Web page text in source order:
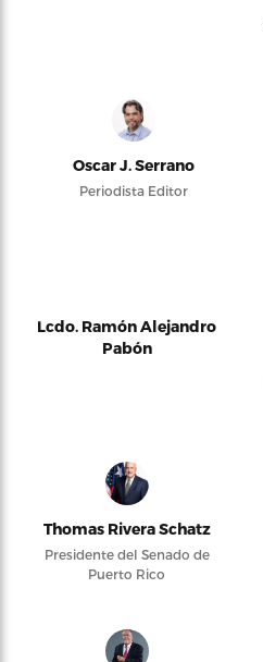
Oscar J. Serrano
Periodista Editor
Lcdo. Ramón Alejandro
Pabón
Thomas Rivera Schatz
Presidente del Senado de
Puerto Rico